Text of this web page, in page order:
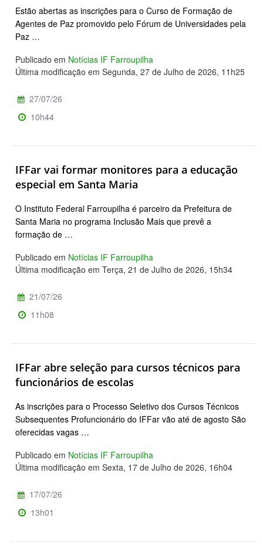
Estão abertas as inscrições para o Curso de Formação de
Agentes de Paz promovido pelo Fórum de Universidades pela
Paz …
Publicado em Notícias IF Farroupilha
Última modificação em Segunda, 27 de Julho de 2026, 11h25
27/07/26
10h44
IFFar vai formar monitores para a educação
especial em Santa Maria
O Instituto Federal Farroupilha é parceiro da Prefeitura de
Santa Maria no programa Inclusão Mais que prevê a
formação de …
Publicado em Notícias IF Farroupilha
Última modificação em Terça, 21 de Julho de 2026, 15h34
21/07/26
11h08
IFFar abre seleção para cursos técnicos para
funcionários de escolas
As inscrições para o Processo Seletivo dos Cursos Técnicos
Subsequentes Profuncionário do IFFar vão até de agosto São
oferecidas vagas …
Publicado em Notícias IF Farroupilha
Última modificação em Sexta, 17 de Julho de 2026, 16h04
17/07/26
13h01